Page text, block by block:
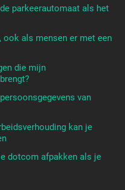
parkeerautomaat als het
als mensen er met een
die mijn
van
kan je
dotcom afpakken als je